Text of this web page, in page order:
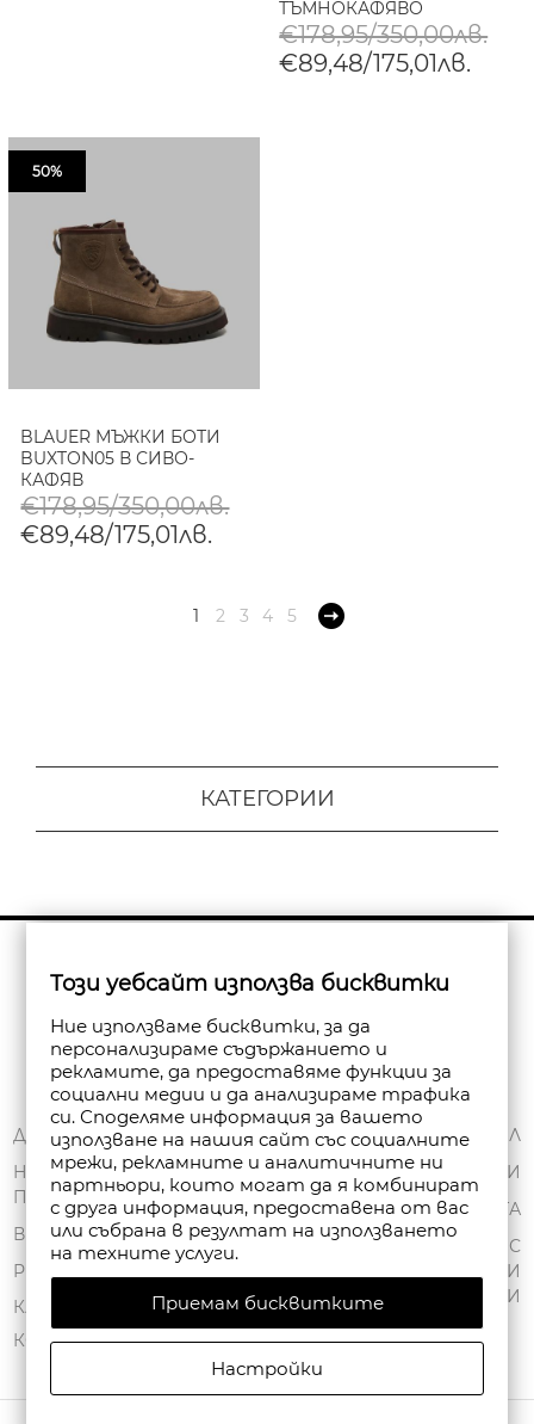
ТЪМНОКАФЯВО
€178,95/350,00лв.
€89,48/175,01лв.
50%
BLAUER МЪЖКИ БОТИ
BUXTON05 В СИВО-
КАФЯВ
€178,95/350,00лв.
€89,48/175,01лв.
1 2 3 4 5
КАТЕГОРИИ
Абониране
ДОСТАВКА
НАЧИНИ НА
ПЛАЩАНЕ
ВРЪЩАНЕ
РЕКЛАМАЦИИ
КАРТА НА САЙТА
КОНТАКТИ
ЗА НАС
ОБЩИ УСЛОВИЯ
ПОЛИТИКА ЗА
ПОВЕРИТЕЛНОСТ
FAN POINT CLUB
МАГАЗИНИ
МОЯТ ПРОФИЛ
ПОРЪЧКИ
ЧАНТА
СПИСЪК С
ЖЕЛАНИ
ПРОДУКТИ
Този уебсайт използва бисквитки
Ние използваме бисквитки, за да
персонализираме съдържанието и
рекламите, да предоставяме функции за
социални медии и да анализираме трафика
си. Споделяме информация за вашето
използване на нашия сайт със социалните
мрежи, рекламните и аналитичните ни
партньори, които могат да я комбинират
с друга информация, предоставена от вас
или събрана в резултат на използването
на техните услуги.
Приемам бисквитките
Настройки